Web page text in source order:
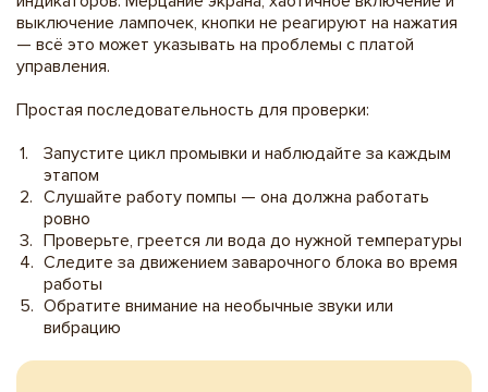
выключение лампочек, кнопки не реагируют на нажатия
— всё это может указывать на проблемы с платой
управления.
Простая последовательность для проверки:
Запустите цикл промывки и наблюдайте за каждым
этапом
Слушайте работу помпы — она должна работать
ровно
Проверьте, греется ли вода до нужной температуры
Следите за движением заварочного блока во время
работы
Обратите внимание на необычные звуки или
вибрацию